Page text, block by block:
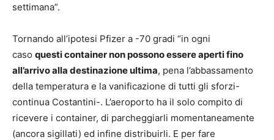
settimana”.
Tornando all’ipotesi Pfizer a -70 gradi “in ogni
caso questi container non possono essere aperti fino
all’arrivo alla destinazione ultima, pena l’abbassamento
della temperatura e la vanificazione di tutti gli sforzi-
continua Costantini-. L’aeroporto ha il solo compito di
ricevere i container, di parcheggiarli momentaneamente
(ancora sigillati) ed infine distribuirli. E per fare